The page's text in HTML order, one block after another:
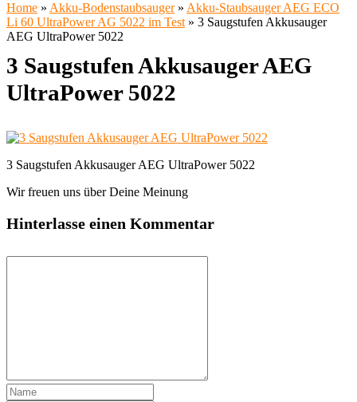
Home » Akku-Bodenstaubsauger» Akku-Staubsauger AEG ECO
Li 60 UltraPower AG 5022 im Test » 3 Saugstufen Akkusauger
AEG UltraPower 5022
3 Saugstufen Akkusauger AEG
UltraPower 5022
3 Saugstufen Akkusauger AEG UltraPower 5022
Wir freuen uns über Deine Meinung
Hinterlasse einen Kommentar